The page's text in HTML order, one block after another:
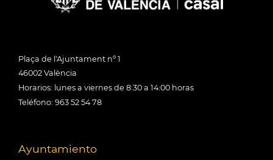
Plaça de l'Ajuntament nº 1
46002 València
Horarios: lunes a viernes de 8:30 a 14:00 horas
Teléfono: 963 52 54 78
Ayuntamiento